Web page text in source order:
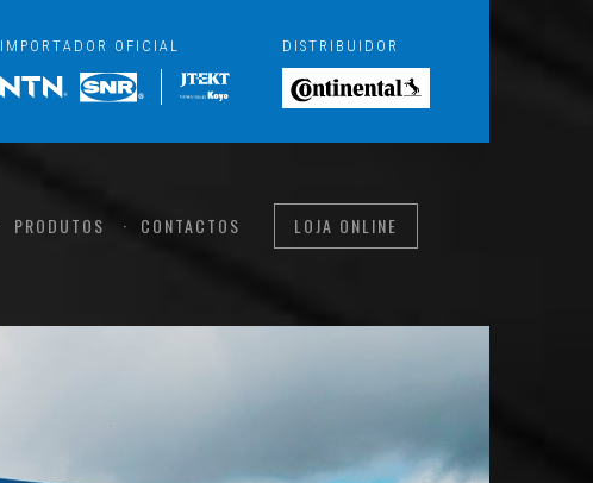
DISTRIBUIDOR
IMPORTADOR OFICIAL
PRODUTOS CONTACTOS LOJA ONLINE